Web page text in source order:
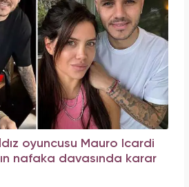
oyuncusu Mauro Icardi
nafaka davasında karar